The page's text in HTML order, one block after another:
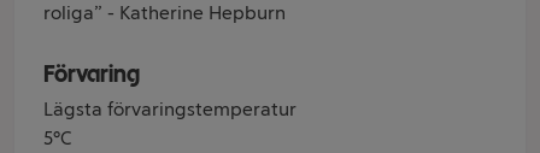
roliga” - Katherine Hepburn
Förvaring
Lägsta förvaringstemperatur
5°C